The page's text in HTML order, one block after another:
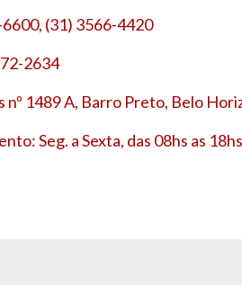
(31) 3566-4420
2634
nº 1489 A, Barro Preto, Belo
Seg. a Sexta, das 08hs as